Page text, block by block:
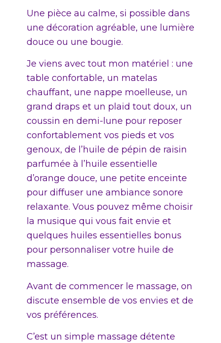
Une pièce au calme, si possible dans
une décoration agréable, une lumière
douce ou une bougie.
Je viens avec tout mon matériel : une
table confortable, un matelas
chauffant, une nappe moelleuse, un
grand draps et un plaid tout doux, un
coussin en demi-lune pour reposer
confortablement vos pieds et vos
genoux, de l’huile de pépin de raisin
parfumée à l’huile essentielle
d’orange douce, une petite enceinte
pour diffuser une ambiance sonore
relaxante. Vous pouvez même choisir
la musique qui vous fait envie et
quelques huiles essentielles bonus
pour personnaliser votre huile de
massage.
Avant de commencer le massage, on
discute ensemble de vos envies et de
vos préférences.
C’est un simple massage détente